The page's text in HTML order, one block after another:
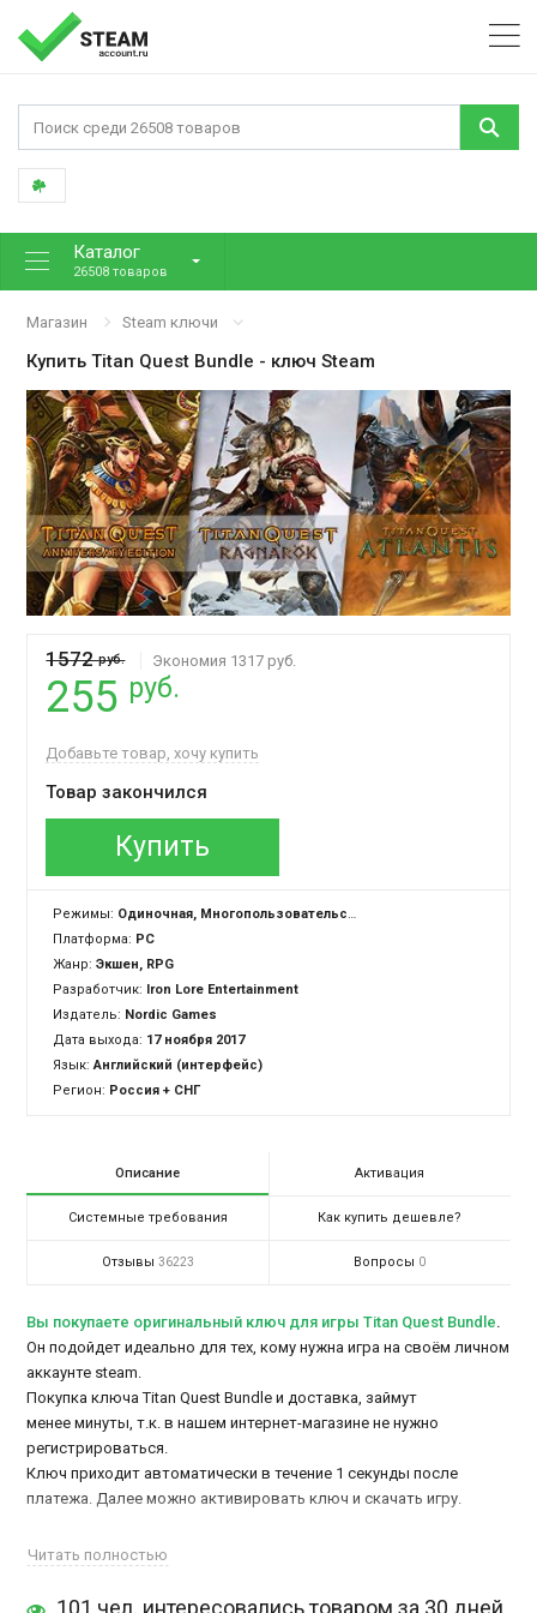
Каталог
26508 товаров
Магазин Steam ключи
КупитьTitan Quest Bundle - ключ Steam
1572руб. Экономия 1317 руб.
255 руб.
Добавьте товар, хочу купить
Товар закончился
Купить
Режимы: Одиночная, Многопользовательская
Платформа: PC
Жанр:Экшен, RPG
Разработчик:
Iron Lore Entertainment
Издатель: Nordic Games
Дата выхода: 17 ноября 2017
Язык:Английский (интерфейс)
Регион: Россия + СНГ
Описание Активация
Системные требования Как купить дешевле?
Отзывы 36223 Вопросы 0
Вы покупаете оригинальный ключ для игры Titan Quest Bundle.
Он подойдет идеально для тех, кому нужна игра на своём личном
аккаунте steam.
Покупка ключа Titan Quest Bundle и доставка, займут
менее минуты, т.к. в нашем интернет-магазине не нужно
регистрироваться.
Ключ приходит автоматически в течение 1 секунды после
платежа. Далее можно активировать ключ и скачать игру.
Состав издания:
Titan Quest: Ragnarök
Читать полностью
101 чел. интересовались товаром за 30 дней